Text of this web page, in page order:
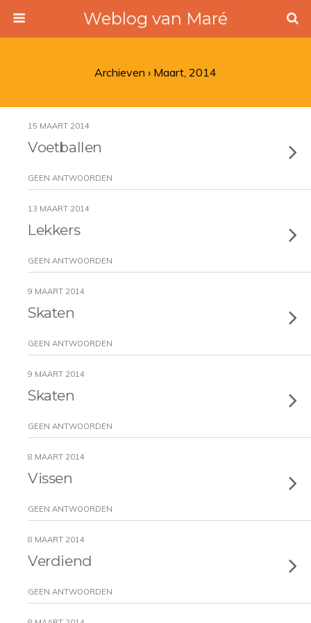
Weblog van Maré
Archieven › Maart, 2014
15 MAART 2014
Voetballen
GEEN ANTWOORDEN
13 MAART 2014
Lekkers
GEEN ANTWOORDEN
9 MAART 2014
Skaten
GEEN ANTWOORDEN
9 MAART 2014
Skaten
GEEN ANTWOORDEN
8 MAART 2014
Vissen
GEEN ANTWOORDEN
8 MAART 2014
Verdiend
GEEN ANTWOORDEN